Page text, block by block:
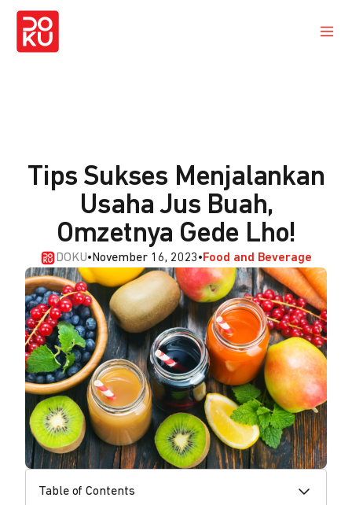
Tips Sukses Menjalankan
Usaha Jus Buah,
Omzetnya Gede Lho!
DOKU• November 16, 2023•Food and Beverage
Table of Contents